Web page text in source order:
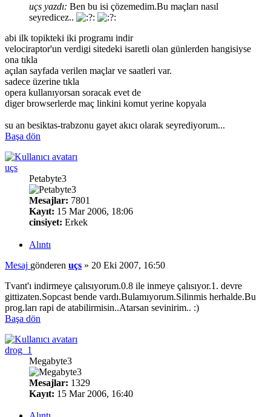
uçs yazdı: Ben bu isi çözemedim.Bu maçları nasıl
seyredicez..
abi ilk topikteki iki programı indir
velociraptor'un verdigi sitedeki isaretli olan günlerden hangisiyse
ona tıkla
açılan sayfada verilen maçlar ve saatleri var.
sadece üzerine tıkla
opera kullanıyorsan soracak evet de
diger browserlerde maç linkini komut yerine kopyala
su an besiktas-trabzonu gayet akıcı olarak seyrediyorum...
Başa dön
uçs
Petabyte3
Mesajlar: 7801
Kayıt: 15 Mar 2006, 18:06
cinsiyet: Erkek
Alıntı
Mesaj gönderen uçs » 20 Eki 2007, 16:50
Tvant'ı indirmeye çalısıyorum.0.8 ile inmeye çalısıyor.1. devre
gittizaten.Sopcast bende vardı.Bulamıyorum.Silinmis herhalde.Bu
prog.ları rapi de atabilirmisin..Atarsan sevinirim.. :)
Başa dön
drog_1
Megabyte3
Mesajlar: 1329
Kayıt: 15 Mar 2006, 16:40